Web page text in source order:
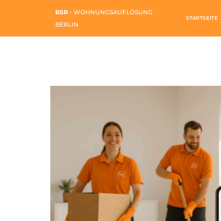
BSR - WOHNUNGSAUFLÖSUNG
BERLIN
STARTSEITE